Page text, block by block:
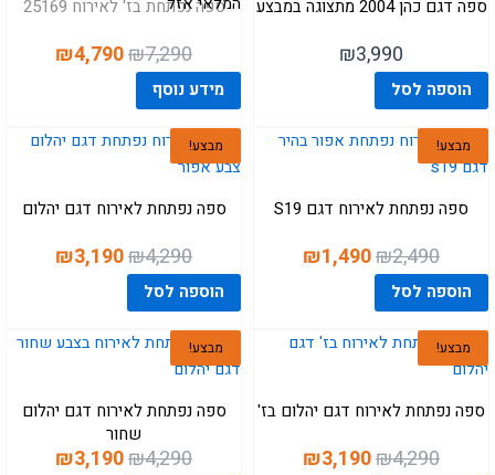
ספה דגם כהן 2004 מתצוגה במבצע
₪3,990
הוספה לסל
ספה נפתחת בז' לאירוח 25169
₪7,290
המחיר
₪7,290.
₪4,790
מידע נוסף
מבצע!
ספה נפתחת לאירוח דגם S19
₪2,490
המחיר
₪2,490.
₪1,490
₪1,490.
הוספה לסל
מבצע!
ספה נפתחת לאירוח דגם יהלום
₪4,290
המחיר
₪4,290.
₪3,190
הוספה לסל
מבצע!
ספה נפתחת לאירוח דגם יהלום בז'
₪4,290
המחיר₪3,190
מבצע!
ספה נפתחת לאירוח דגם יהלום
שחור
₪4,290
המחיר₪3,190